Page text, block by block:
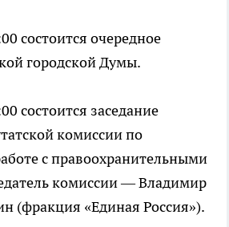
состоится очередное
городской Думы.
состоится заседание
комиссии по
с правоохранительными
комиссии — Владимир
(фракция «Единая Россия»).